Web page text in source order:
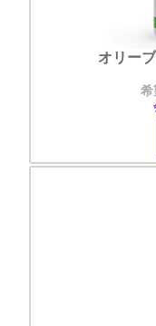
オリー
希